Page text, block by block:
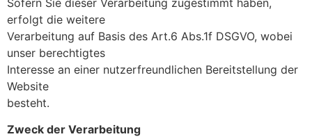
erfolgt die weitere
Verarbeitung auf Basis des Art.6 Abs.1f DSGVO, wobei
unser berechtigtes
Interesse an einer nutzerfreundlichen Bereitstellung der
Website
besteht.
Zweck der Verarbeitung